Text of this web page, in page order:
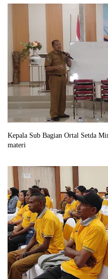
Kepala Sub Bagian Ortal Setda
materi